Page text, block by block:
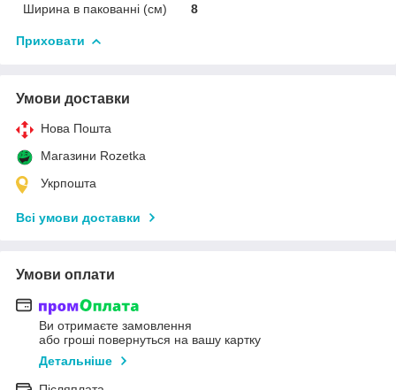
Ширина в пакованні (см)
8
Приховати
Умови доставки
Нова Пошта
Магазини Rozetka
Укрпошта
Всі умови доставки
Умови оплати
Ви отримаєте замовлення
або гроші повернуться на вашу картку
Детальніше